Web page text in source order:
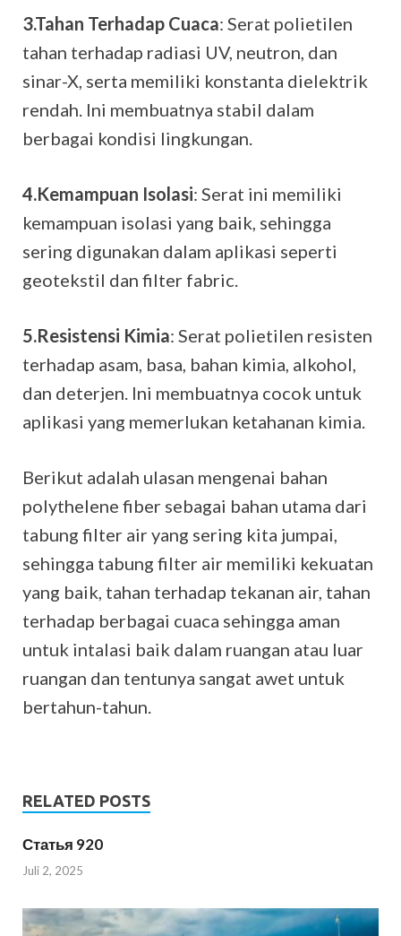
3.Tahan Terhadap Cuaca: Serat polietilen
tahan terhadap radiasi UV, neutron, dan
sinar-X, serta memiliki konstanta dielektrik
rendah. Ini membuatnya stabil dalam
berbagai kondisi lingkungan.
4.Kemampuan Isolasi: Serat ini memiliki
kemampuan isolasi yang baik, sehingga
sering digunakan dalam aplikasi seperti
geotekstil dan filter fabric.
5.Resistensi Kimia: Serat polietilen resisten
terhadap asam, basa, bahan kimia, alkohol,
dan deterjen. Ini membuatnya cocok untuk
aplikasi yang memerlukan ketahanan kimia.
Berikut adalah ulasan mengenai bahan
polythelene fiber sebagai bahan utama dari
tabung filter air yang sering kita jumpai,
sehingga tabung filter air memiliki kekuatan
yang baik, tahan terhadap tekanan air, tahan
terhadap berbagai cuaca sehingga aman
untuk intalasi baik dalam ruangan atau luar
ruangan dan tentunya sangat awet untuk
bertahun-tahun.
RELATED POSTS
Статья 920
Juli 2, 2025